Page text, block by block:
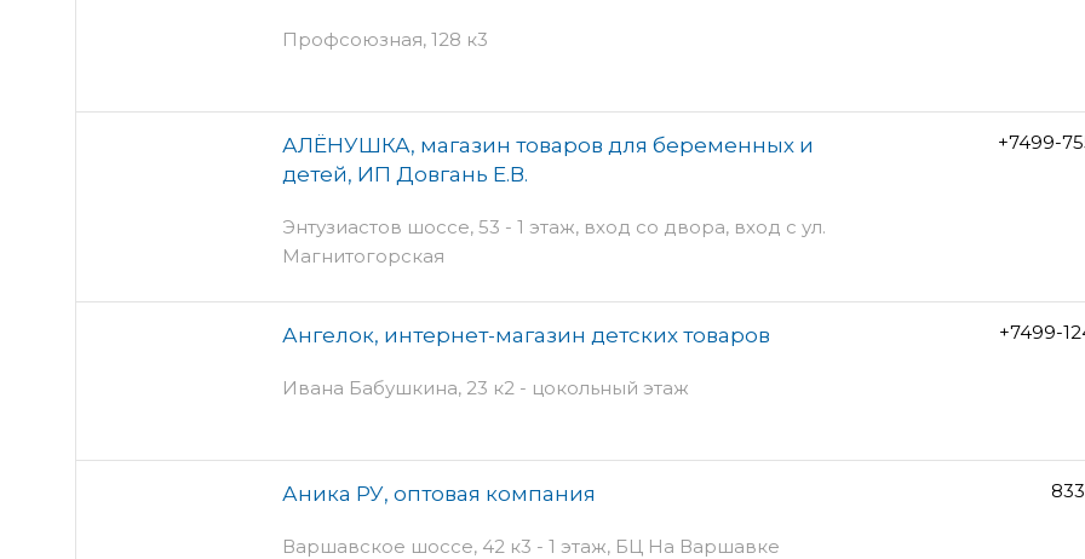
Профсоюзная, 128 к3
АЛЁНУШКА, магазин товаров для беременных и
детей, ИП Довгань Е.В.
Энтузиастов шоссе, 53 - 1 этаж, вход со двора, вход с ул.
Магнитогорская
+7499-
Ангелок, интернет-магазин детских товаров
Ивана Бабушкина, 23 к2 - цокольный этаж
+7499-
Аника РУ, оптовая компания
Варшавское шоссе, 42 к3 - 1 этаж, БЦ На Варшавке